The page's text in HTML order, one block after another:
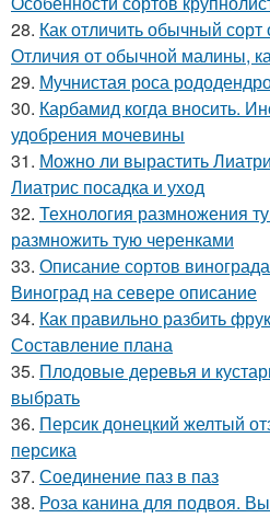
28. Как отличить обычный сорт
Отличия от обычной малины,
29. Мучнистая роса
30. Карбамид когда вносить.
удобрения мочевины
31. Можно ли вырастить
Лиатрис посадка и уход
32. Технология размножения
размножить тую черенками
33. Описание сортов
Виноград на севере описание
34. Как правильно разбить
Составление плана
35. Плодовые деревья и
выбрать
36. Персик донецкий желтый
персика
37. Соединение паз в паз
38. Роза канина для подвоя.